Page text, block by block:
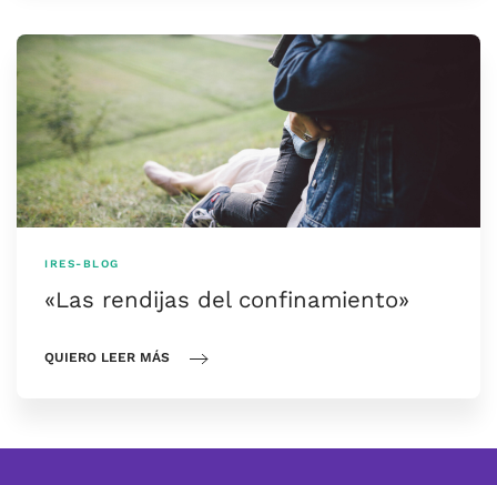
IRES-BLOG
«Las rendijas del confinamiento»
QUIERO LEER MÁS